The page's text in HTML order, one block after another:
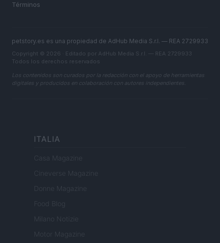
Términos
petstory.es es una propiedad de AdHub Media S.r.l. — REA 2729933
Copyright © 2026 · Editado por AdHub Media S.r.l. — REA 2729933
Todos los derechos reservados
Los contenidos son curados por la redacción con el apoyo de herramientas
digitales y producidos en colaboración con autores independientes.
ITALIA
Casa Magazine
Cineverse Magazine
Donne Magazine
Food Blog
Milano Notizie
Motor Magazine